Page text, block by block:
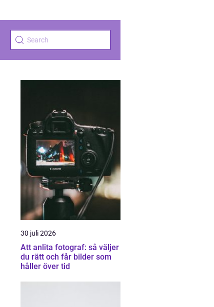
30 juli 2026
Att anlita fotograf: så väljer
du rätt och får bilder som
håller över tid